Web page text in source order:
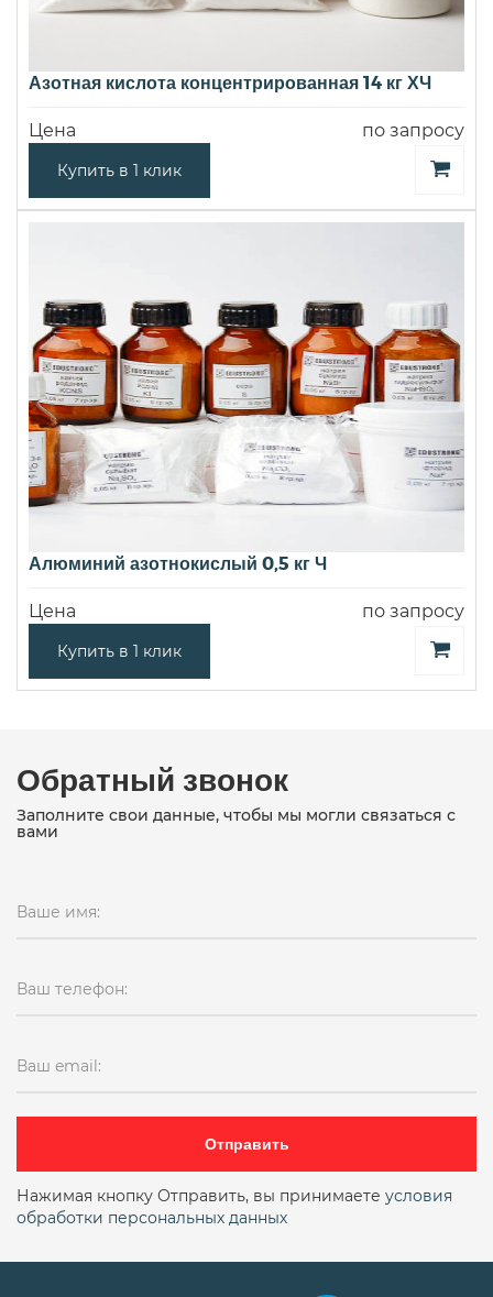
Азотная кислота концентрированная 14 кг ХЧ
Цена по запросу
Купить в 1 клик
Алюминий азотнокислый 0,5 кг Ч
Цена по запросу
Купить в 1 клик
Обратный звонок
Заполните свои данные, чтобы мы могли связаться с
вами
Ваше имя:
Ваш телефон:
Ваш email:
Отправить
Нажимая кнопку Отправить, вы принимаете условия
обработки персональных данных